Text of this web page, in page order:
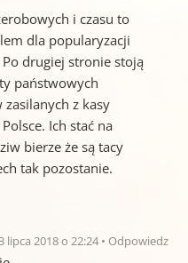
i czasu to
dla popularyzacji
drugiej stronie stoją
państwowych
z kasy
Ich stać na
bierze że są tacy
tak pozostanie.
lipca 2018 o 22:24 Odpowiedz